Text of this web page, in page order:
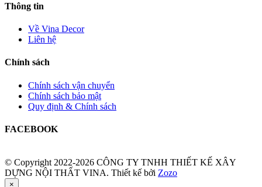
Thông tin
Về Vina Decor
Liên hệ
Chính sách
Chính sách vận chuyển
Chính sách bảo mật
Quy định & Chính sách
FACEBOOK
© Copyright 2022-2026 CÔNG TY TNHH THIẾT KẾ XÂY
DỰNG NỘI THẤT VINA. Thiết kế bởi Zozo
×